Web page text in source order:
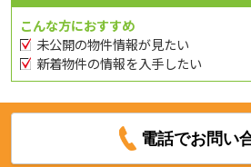
こんな方におすすめ
未公開の物件情報が見たい
新着物件の情報を入手したい
電話でお問い